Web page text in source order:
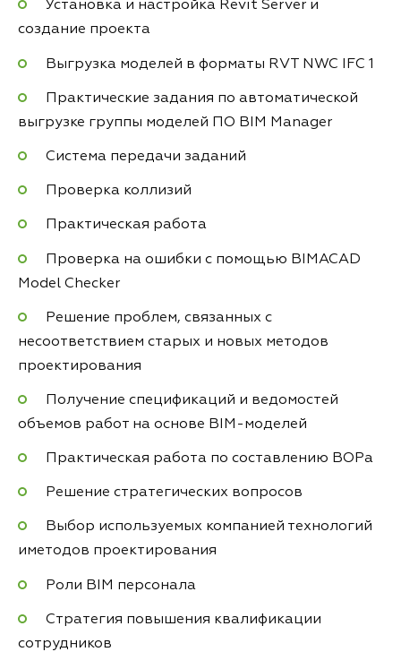
Установка и настройка Revit Server и
создание проекта
Выгрузка моделей в форматы RVT NWC IFC 1
Практические задания по автоматической
выгрузке группы моделей ПО BIM Manager
Система передачи заданий
Проверка коллизий
Практическая работа
Проверка на ошибки с помощью BIMACAD
Model Checker
Решение проблем, связанных с
несоответствием старых и новых методов
проектирования
Получение спецификаций и ведомостей
объемов работ на основе BIM-моделей
Практическая работа по составлению ВОРа
Решение стратегических вопросов
Выбор используемых компанией технологий
иметодов проектирования
Роли BIM персонала
Стратегия повышения квалификации
сотрудников